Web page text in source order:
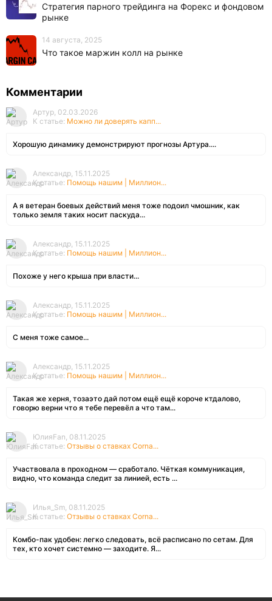
Стратегия парного трейдинга на Форекс и фондовом
рынке
14 августа, 2025
Что такое маржин колл на рынке
Комментарии
Артур, 02.03.2026
К статье: Можно ли доверять капп...
Хорошую динамику демонстрируют прогнозы Артура....
Александр, 15.11.2025
К статье: Помощь нашим | Миллион...
А я ветеран боевых действий меня тоже подоил чмошник, как
только земля таких носит паскуда...
Александр, 15.11.2025
К статье: Помощь нашим | Миллион...
Похоже у него крыша при власти...
Александр, 15.11.2025
К статье: Помощь нашим | Миллион...
С меня тоже самое...
Александр, 15.11.2025
К статье: Помощь нашим | Миллион...
Такая же херня, тозаэто дай потом ещё ещё короче ктдалово,
говорю верни что я тебе перевёл а что там...
ЮлияFan, 08.11.2025
К статье: Отзывы о ставках Corna...
Участвовала в проходном — сработало. Чёткая коммуникация,
видно, что команда следит за линией, есть ...
Илья_Sm, 08.11.2025
К статье: Отзывы о ставках Corna...
Комбо-пак удобен: легко следовать, всё расписано по сетам. Для
тех, кто хочет системно — заходите. Я...